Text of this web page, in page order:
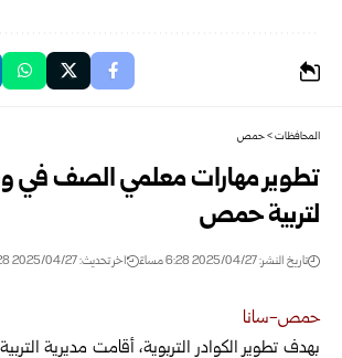
المحافظات>حمص
تطوير مهارات معلمي الصف في
لتربية حمص
تاريخ النشر: 2025/04/27 6:28 مساءً اخر تحديث: 2025/04/27 6:28 مساءً
حمص-سانا
بهدف تطوير الكوادر التربوية، أقامت مديرية